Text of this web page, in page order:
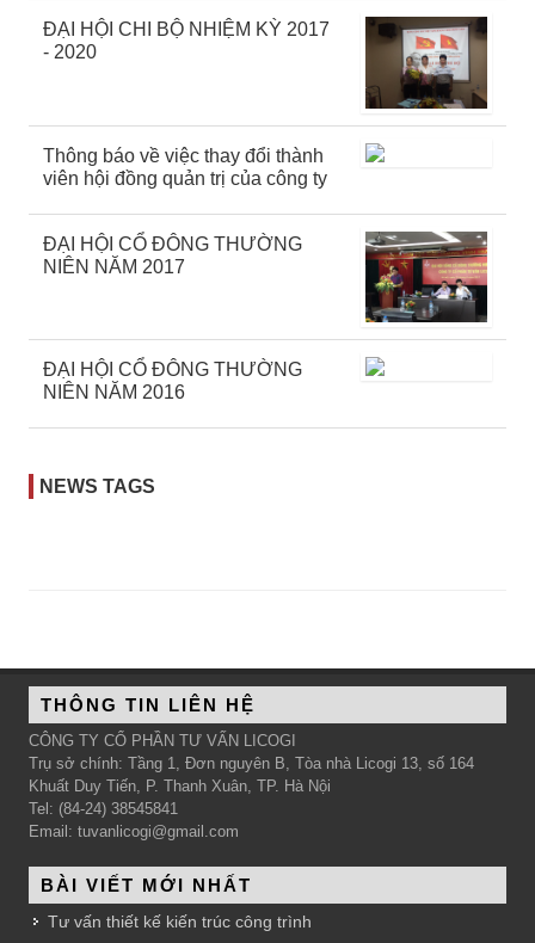
ĐẠI HỘI CHI BỘ NHIỆM KỲ 2017
- 2020
Thông báo về việc thay đổi thành
viên hội đồng quản trị của công ty
ĐẠI HỘI CỔ ĐÔNG THƯỜNG
NIÊN NĂM 2017
ĐẠI HỘI CỔ ĐÔNG THƯỜNG
NIÊN NĂM 2016
NEWS TAGS
THÔNG TIN LIÊN HỆ
CÔNG TY CỔ PHẦN TƯ VẤN LICOGI
Trụ sở chính: Tầng 1, Đơn nguyên B, Tòa nhà Licogi 13, số 164
Khuất Duy Tiến, P. Thanh Xuân, TP. Hà Nội
Tel: (84-24) 38545841
Email: tuvanlicogi@gmail.com
BÀI VIẾT MỚI NHẤT
Tư vấn thiết kế kiến trúc công trình